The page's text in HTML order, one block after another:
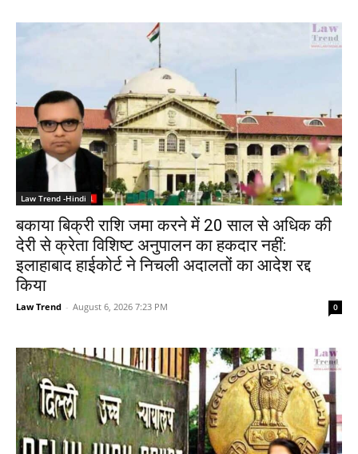
Law Trend -Hindi
बकाया बिक्री राशि जमा करने में 20 साल से अधिक की
देरी से क्रेता विशिष्ट अनुपालन का हकदार नहीं:
इलाहाबाद हाईकोर्ट ने निचली अदालतों का आदेश रद्द
किया
Law Trend - August 6, 2026 7:23 PM 0